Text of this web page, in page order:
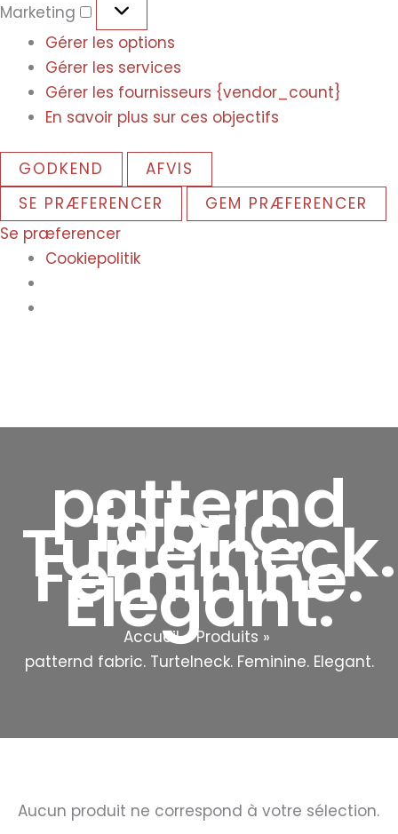
Marketing
Gérer les options
Gérer les services
Gérer les fournisseurs {vendor_count}
En savoir plus sur ces objectifs
GODKEND
AFVIS
SE PRÆFERENCER
GEM PRÆFERENCER
Se præferencer
Cookiepolitik
patternd
fabric.
Turtelneck.
Feminine.
Elegant.
Accueil
Produits
patternd fabric. Turtelneck. Feminine. Elegant.
Aucun produit ne correspond à votre sélection.